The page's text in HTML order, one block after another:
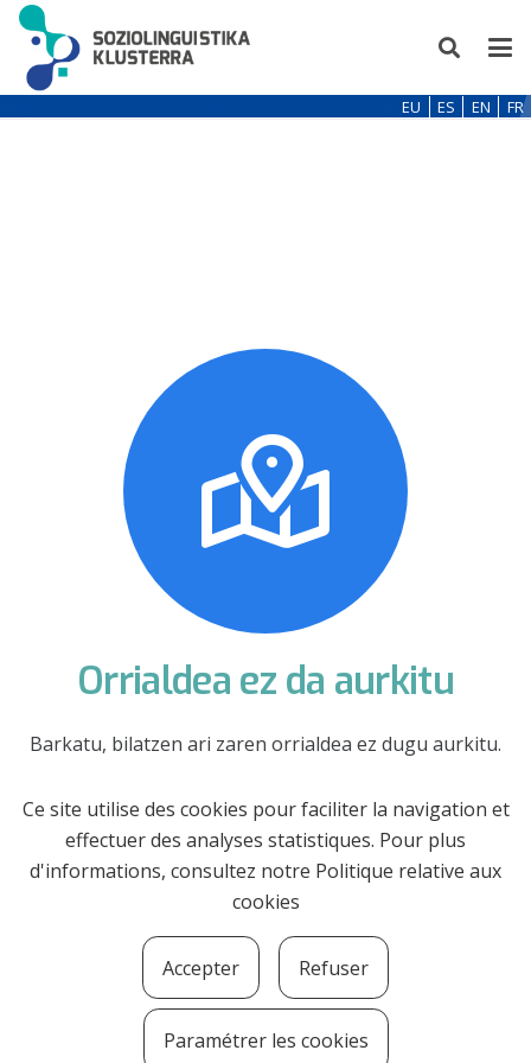
EU ES EN FR
Orrialdea ez da aurkitu
Barkatu, bilatzen ari zaren orrialdea ez dugu aurkitu.
HASIERARA
Ce site utilise des cookies pour faciliter la navigation et
effectuer des analyses statistiques. Pour plus
d'informations, consultez notre Politique relative aux
cookies
Accepter Refuser
Paramétrer les cookies